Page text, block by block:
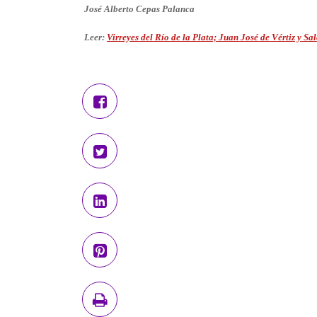
José Alberto Cepas Palanca
Leer: Virreyes del Río de la Plata; Juan José de Vértiz y